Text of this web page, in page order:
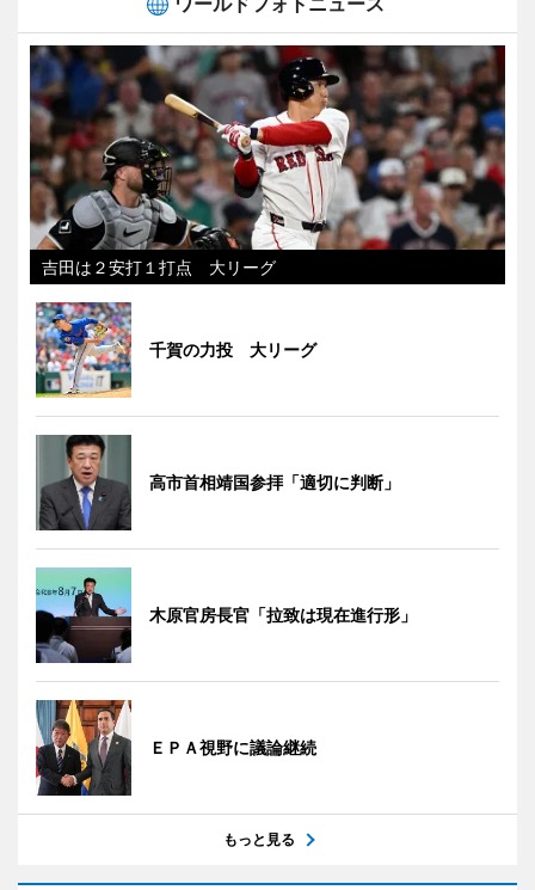
吉田は２安打１打点 大リーグ
千賀の力投 大リーグ
高市首相靖国参拝「適切に判断」
木原官房長官「拉致は現在進行形」
ＥＰＡ視野に議論継続
もっと見る